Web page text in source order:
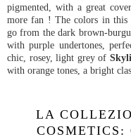
pigmented, with a great
more fan ! The colors in this
go from the dark brown-
with purple undertones,
chic, rosey, light grey of
with orange tones, a bright
LA